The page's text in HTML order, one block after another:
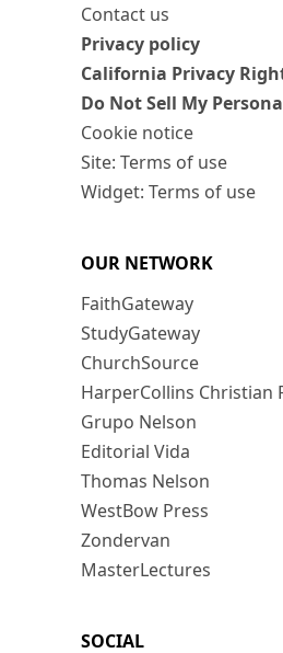
Contact us
Privacy policy
California Privacy
Do Not Sell My
Cookie notice
Site: Terms of use
Widget: Terms of use
OUR NETWORK
FaithGateway
StudyGateway
ChurchSource
HarperCollins Christian
Grupo Nelson
Editorial Vida
Thomas Nelson
WestBow Press
Zondervan
MasterLectures
SOCIAL